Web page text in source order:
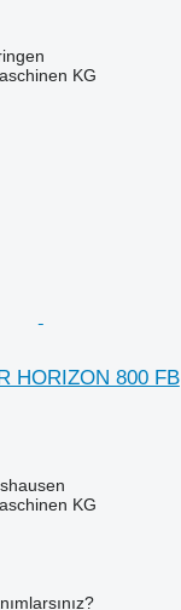
KG
HORIZON 800 FB
KG